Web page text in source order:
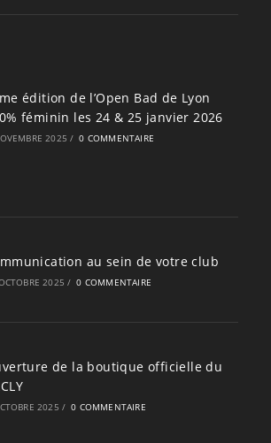
édition de l’Open Bad de Lyon
féminin les 24 & 25 janvier 2026
2025 / 0 COMMENTAIRE
au sein de votre club
2025 / 0 COMMENTAIRE
de la boutique officielle du
2025 / 0 COMMENTAIRE